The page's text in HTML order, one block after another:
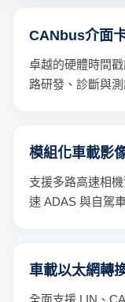
CANbus介面
卓越的硬體時間
路研發、診斷與
模組化車載影
支援多路高速相
速 ADAS 與自駕
車載以太網轉
全面支援 LIN、